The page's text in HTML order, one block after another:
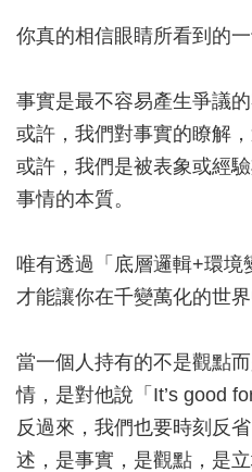
你真的相信眼睛所看到的一
事實是最不容易產生爭議
或許，我們對事實的瞭解，
或許，我們是被表象或經
事情的本質。
唯有透過「底層邏輯+環境
才能讓你在千變萬化的世
當一個人持有的不是觀點
情，是對他說「It’s good
反過來，我們也要時刻反
述，是事實，是觀點，是